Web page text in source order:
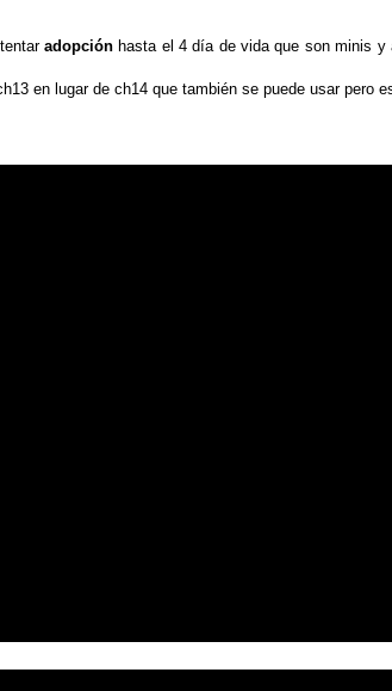
adopciónhasta el 4 día de vida que son minis y
en lugar de ch14 que también se puede usar pero